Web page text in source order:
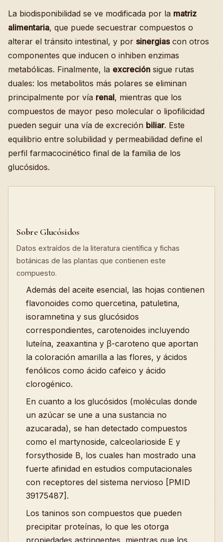
La biodisponibilidad se ve modificada por la matriz
alimentaria, que puede secuestrar compuestos o
alterar el tránsito intestinal, y por sinergiascon otros
componentes que inducen o inhiben enzimas
metabólicas. Finalmente, la excreción sigue rutas
duales: los metabolitos más polares se eliminan
principalmente por vía renal, mientras que los
compuestos de mayor peso molecular o lipofilicidad
pueden seguir una vía de excreción biliar. Este
equilibrio entre solubilidad y permeabilidad define el
perfil farmacocinético final de la familia de los
glucósidos.
Sobre Glucósidos
Datos extraídos de la literatura científica y fichas
botánicas de las plantas que contienen este
compuesto.
Además del aceite esencial, las hojas contienen
flavonoides como quercetina, patuletina,
isoramnetina y sus glucósidos
correspondientes, carotenoides incluyendo
luteína, zeaxantina y β-caroteno que aportan
la coloración amarilla a las flores, y ácidos
fenólicos como ácido cafeico y ácido
clorogénico.
En cuanto a los glucósidos (moléculas donde
un azúcar se une a una sustancia no
azucarada), se han detectado compuestos
como el martynoside, calceolarioside E y
forsythoside B, los cuales han mostrado una
fuerte afinidad en estudios computacionales
con receptores del sistema nervioso [PMID
39175487].
Los taninos son compuestos que pueden
precipitar proteínas, lo que les otorga
propiedades astringentes, mientras que los